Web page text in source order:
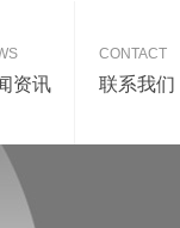
资讯
CONTACT
联系我们